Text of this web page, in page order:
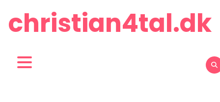
content
christian4tal.dk